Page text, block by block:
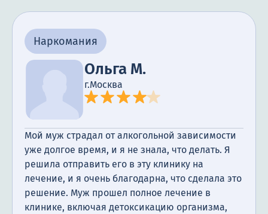
Наркомания
Ольга М.
г.Москва
Мой муж страдал от алкогольной зависимости
уже долгое время, и я не знала, что делать. Я
решила отправить его в эту клинику на
лечение, и я очень благодарна, что сделала это
решение. Муж прошел полное лечение в
клинике, включая детоксикацию организма,